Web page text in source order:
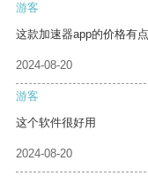
游客
这款加速器app的价格有
2024-08-20
游客
这个软件很好用
2024-08-20